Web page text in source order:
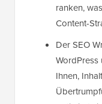
ranken,
Content-
Der SEO
WordPress
Ihnen,